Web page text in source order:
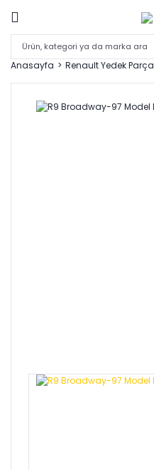
Anasayfa Renault Yedek Parça